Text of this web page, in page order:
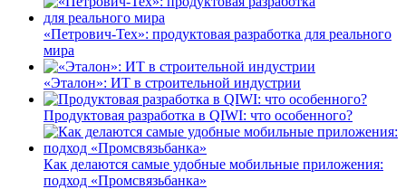
«Петрович-Тех»: продуктовая разработка для реального
мира
«Эталон»: ИТ в строительной индустрии
Продуктовая разработка в QIWI: что особенного?
Как делаются самые удобные мобильные приложения:
подход «Промсвязьбанка»